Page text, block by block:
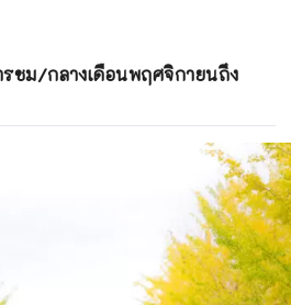
รชม/กลางเดือนพฤศจิกายนถึง